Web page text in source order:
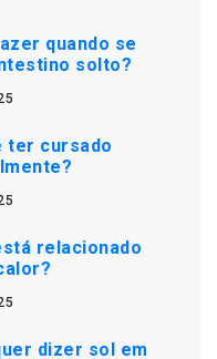
quando se
solto?
ter cursado
relacionado
dizer sol em